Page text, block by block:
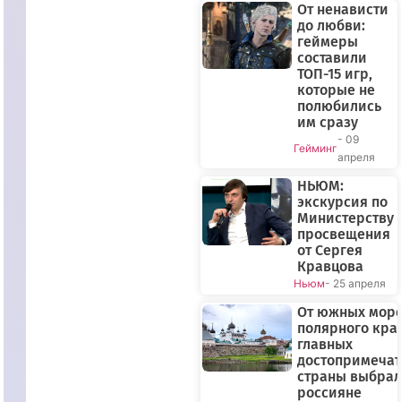
От ненависти
до любви:
геймеры
составили
ТОП-15 игр,
которые не
полюбились
им сразу
Гейминг
- 09
апреля
НЬЮМ:
экскурсия по
Министерству
просвещения
от Сергея
Кравцова
Ньюм- 25 апреля
От южных
полярного
главных
страны
россияне